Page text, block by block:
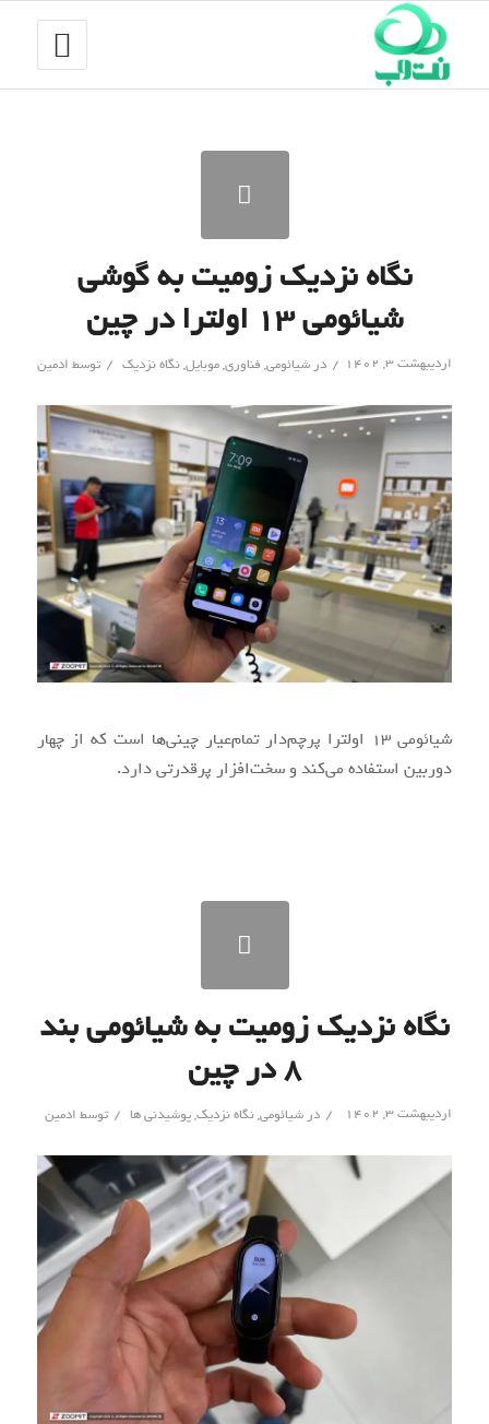
نگاه نزدیک زومیت به گوشی
شیائومی ۱۳ اولترا در چین
اردیبهشت ۳, ۱۴۰۲ / درشیائومی, فناوری,موبایل,نگاه نزدیک / توسط ادمین
شیائومی ۱۳ اولترا پرچم‌دار تمام‌عیار چینی‌ها است که از چهار
دوربین استفاده می‌کند و سخت‌افزار پرقدرتی دارد.
نگاه نزدیک زومیت به شیائومی بند
۸ در چین
اردیبهشت ۳, ۱۴۰۲ / درشیائومی,نگاه نزدیک,پوشیدنی ها / توسط ادمین